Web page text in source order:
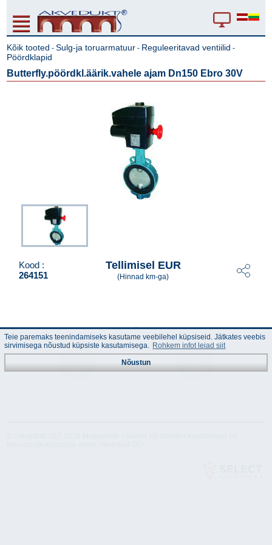
Kõik tooted -Sulg-ja toruarmatuur - Reguleeritavad ventiilid -
Pöördklapid
Butterfly.pöördkl.äärik.vahele ajam Dn150 Ebro 30V
Kood :
264151
Tellimisel EUR
(Hinnad km-ga)
Teie paremaks teenindamiseks kasutame veebilehel küpsiseid. Jätkates veebis
sirvimisega nõustud küpsiste kasutamisega. Rohkem infot leiad siit
Nõustun